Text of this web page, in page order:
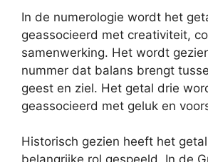
In de numerologie wordt het
geassocieerd met creativiteit,
samenwerking. Het wordt
nummer dat balans brengt
geest en ziel. Het getal drie
geassocieerd met geluk en
Historisch gezien heeft het
belangrijke rol gespeeld. In de